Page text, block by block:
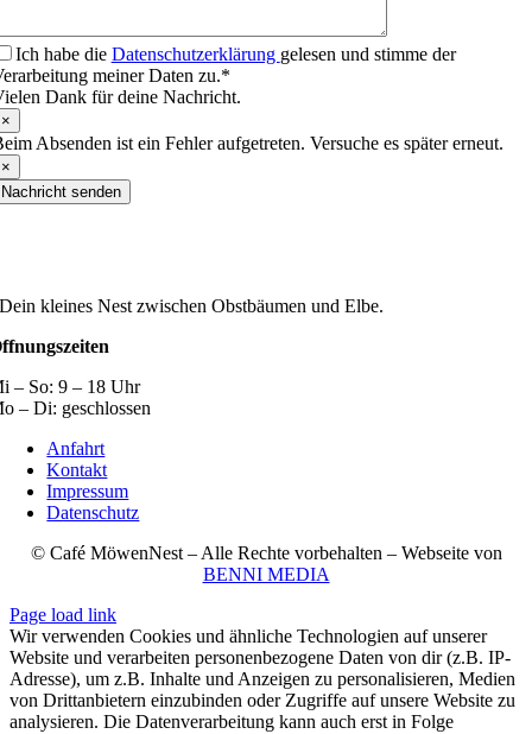
Ich habe die Datenschutzerklärung gelesen und stimme der
meiner Daten zu.*
Dank für deine Nachricht.
×
Absenden ist ein Fehler aufgetreten. Versuche es später erneut.
×
Nachricht senden
Dein kleines Nest zwischen Obstbäumen und Elbe.
– So: 9 – 18 Uhr
– Di: geschlossen
Anfahrt
Kontakt
Impressum
Datenschutz
© Café MöwenNest– Alle Rechte vorbehalten – Webseite von
BENNI MEDIA
Page load link
Wir verwenden Cookies und ähnliche Technologien auf unserer
Website und verarbeiten personenbezogene Daten von dir (z.B. IP-
Adresse), um z.B. Inhalte und Anzeigen zu personalisieren, Medien
von Drittanbietern einzubinden oder Zugriffe auf unsere Website zu
analysieren. Die Datenverarbeitung kann auch erst in Folge